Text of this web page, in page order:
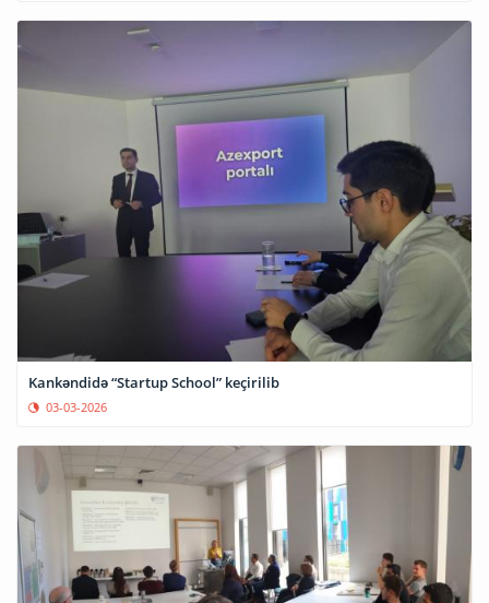
Kankəndidə “Startup School” keçirilib
03-03-2026